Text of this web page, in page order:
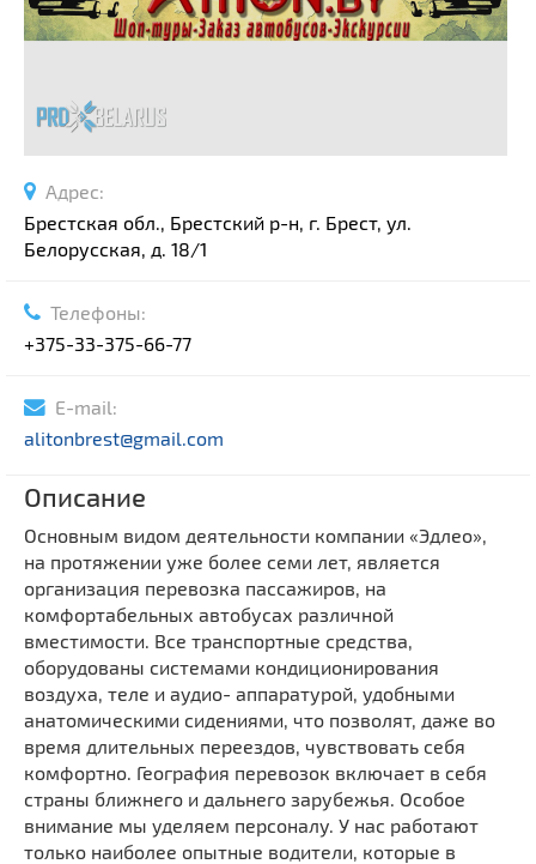
Адрес:
Брестская обл., Брестский р-н, г. Брест, ул.
Белорусская, д. 18/1
Телефоны:
+375-33-375-66-77
E-mail:
alitonbrest@gmail.com
Описание
Основным видом деятельности компании «Эдлео»,
на протяжении уже более семи лет, является
организация перевозка пассажиров, на
комфортабельных автобусах различной
вместимости. Все транспортные средства,
оборудованы системами кондиционирования
воздуха, теле и аудио- аппаратурой, удобными
анатомическими сидениями, что позволят, даже во
время длительных переездов, чувствовать себя
комфортно. География перевозок включает в себя
страны ближнего и дальнего зарубежья. Особое
внимание мы уделяем персоналу. У нас работают
только наиболее опытные водители, которые в